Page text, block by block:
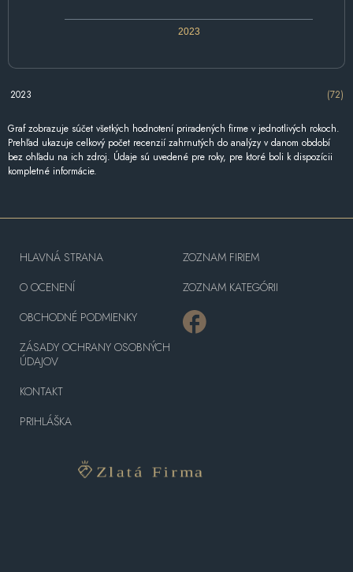
2023
2023 (72)
Graf zobrazuje súčet všetkých hodnotení priradených firme v jednotlivých rokoch.
Prehľad ukazuje celkový počet recenzií zahrnutých do analýzy v danom období
bez ohľadu na ich zdroj. Údaje sú uvedené pre roky, pre ktoré boli k dispozícii
kompletné informácie.
HLAVNÁ STRANA
O OCENENÍ
OBCHODNÉ PODMIENKY
ZÁSADY OCHRANY OSOBNÝCH
ÚDAJOV
KONTAKT
PRIHLÁŠKA
ZOZNAM FIRIEM
ZOZNAM KATEGÓRII